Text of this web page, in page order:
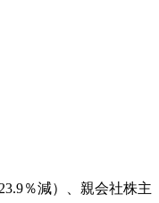
％減）、親会社株主